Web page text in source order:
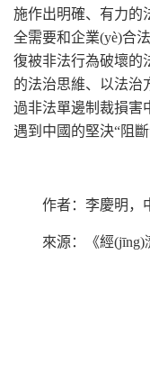
施作出明確、有力的
全需要和企業(yè)合
復被非法行為破壞的
的法治思維、以法治
過非法單邊制裁損害
遇到中國的堅決“阻斷
作者：李慶明，
來源：《經(jīng)